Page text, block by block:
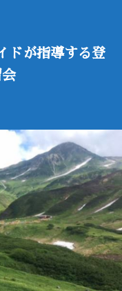
ドが指導する登